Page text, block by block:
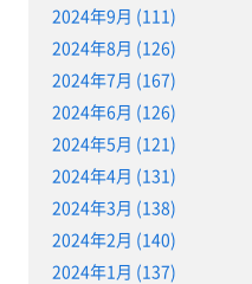
2024年9月 (111)
2024年8月 (126)
2024年7月 (167)
2024年6月 (126)
2024年5月 (121)
2024年4月 (131)
2024年3月 (138)
2024年2月 (140)
2024年1月 (137)